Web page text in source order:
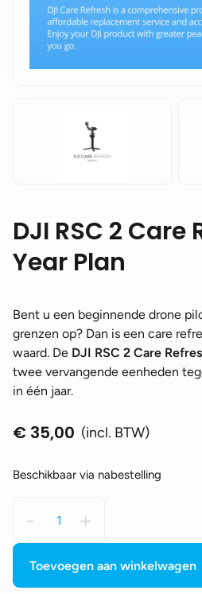
DJI RSC 2 Care
Year Plan
Bent u een beginnende drone
grenzen op? Dan is een care
waard. De DJI RSC 2 Care
twee vervangende eenheden
in één jaar.
€ 35,00 (incl. BTW)
Beschikbaar via nabestelling
-
RSC
2
Care
Refresh
+
Toevoegen aan winkelwagen